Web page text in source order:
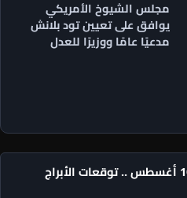
مجلس الشيوخ الأمريكي
يوافق على تعيين تود بلانش
مدعيًا عامًا ووزيرًا للعدل
حظك اليوم الاثنين 10 أغسطس .. توقعات الأبراج